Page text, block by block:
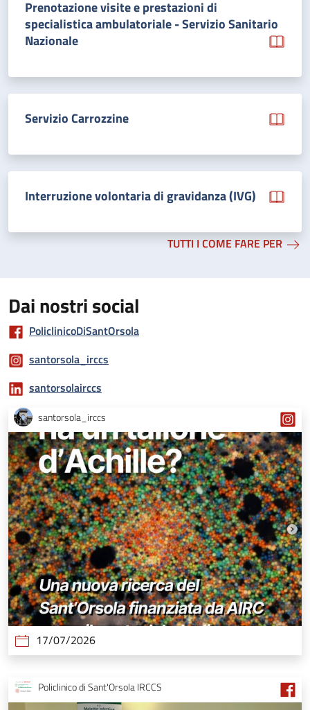
Prenotazione visite e prestazioni di
specialistica ambulatoriale - Servizio Sanitario
Nazionale
Servizio Carrozzine
Interruzione volontaria di gravidanza (IVG)
TUTTI I COME FARE PER
Dai nostri social
PoliclinicoDiSantOrsola
santorsola_irccs
santorsolairccs
santorsola_irccs
17/07/2026
Policlinico di Sant'Orsola IRCCS